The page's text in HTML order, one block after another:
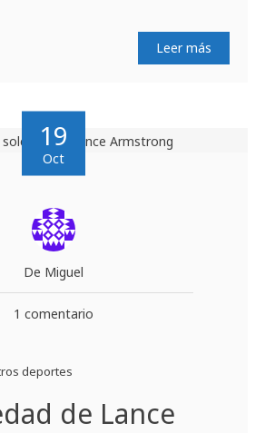
Leer más
19
Oct
De Miguel
1 comentario
deportes
de Lance